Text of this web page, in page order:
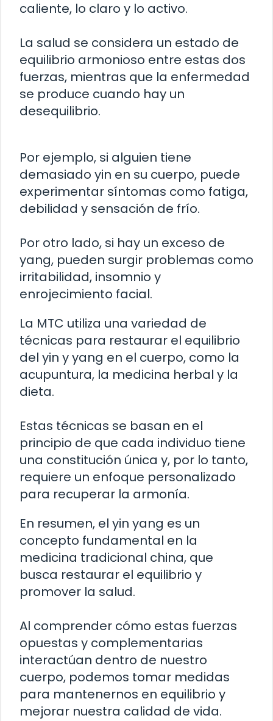
caliente, lo claro y lo activo.
La salud se considera un estado de
equilibrio armonioso entre estas dos
fuerzas, mientras que la enfermedad
se produce cuando hay un
desequilibrio.
Por ejemplo, si alguien tiene
demasiado yin en su cuerpo, puede
experimentar síntomas como fatiga,
debilidad y sensación de frío.
Por otro lado, si hay un exceso de
yang, pueden surgir problemas como
irritabilidad, insomnio y
enrojecimiento facial.
La MTC utiliza una variedad de
técnicas para restaurar el equilibrio
del yin y yang en el cuerpo, como la
acupuntura, la medicina herbal y la
dieta.
Estas técnicas se basan en el
principio de que cada individuo tiene
una constitución única y, por lo tanto,
requiere un enfoque personalizado
para recuperar la armonía.
En resumen, el yin yang es un
concepto fundamental en la
medicina tradicional china, que
busca restaurar el equilibrio y
promover la salud.
Al comprender cómo estas fuerzas
opuestas y complementarias
interactúan dentro de nuestro
cuerpo, podemos tomar medidas
para mantenernos en equilibrio y
mejorar nuestra calidad de vida.